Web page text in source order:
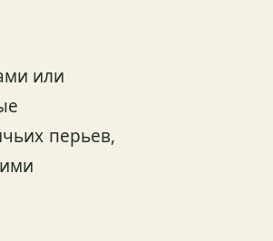
или
перьев,